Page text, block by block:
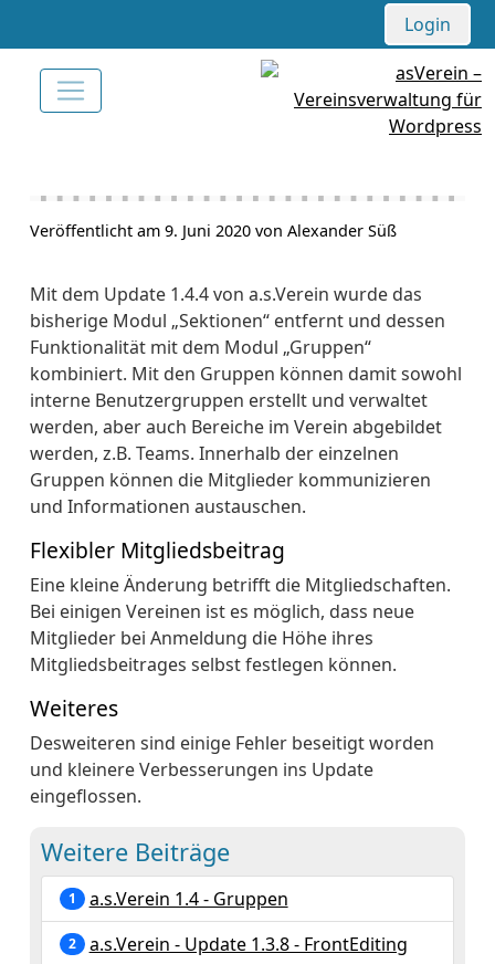
Login
Veröffentlicht am 9. Juni 2020 von Alexander Süß
Mit dem Update 1.4.4 von a.s.Verein wurde das
bisherige Modul „Sektionen“ entfernt und dessen
Funktionalität mit dem Modul „Gruppen“
kombiniert. Mit den Gruppen können damit sowohl
interne Benutzergruppen erstellt und verwaltet
werden, aber auch Bereiche im Verein abgebildet
werden, z.B. Teams. Innerhalb der einzelnen
Gruppen können die Mitglieder kommunizieren
und Informationen austauschen.
Flexibler Mitgliedsbeitrag
Eine kleine Änderung betrifft die Mitgliedschaften.
Bei einigen Vereinen ist es möglich, dass neue
Mitglieder bei Anmeldung die Höhe ihres
Mitgliedsbeitrages selbst festlegen können.
Weiteres
Desweiteren sind einige Fehler beseitigt worden
und kleinere Verbesserungen ins Update
eingeflossen.
Weitere Beiträge
1 a.s.Verein 1.4 - Gruppen
2 a.s.Verein - Update 1.3.8 - FrontEditing